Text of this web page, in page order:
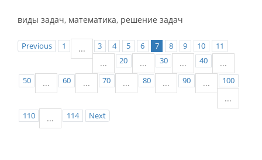
виды задач, математика, решение задач
Previous 1 ... 3 4 5 6 7 8 9 10 11
... 20 ... 30 ... 40 ...
50 ... 60 ... 70 ... 80 ... 90 ... 100
...
110 ... 114 Next